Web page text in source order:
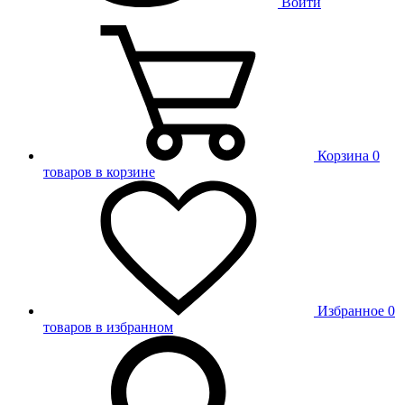
Корзина 0
товаров в корзине
Избранное 0
товаров в избранном